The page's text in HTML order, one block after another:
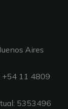
Aires
+54 11 4809
5353496